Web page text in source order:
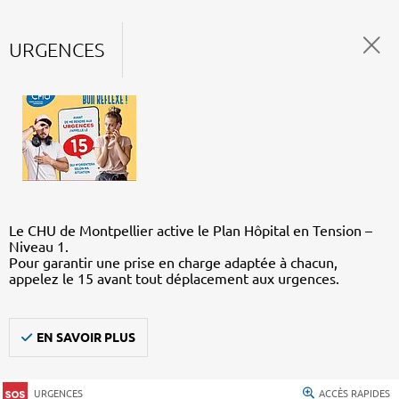
URGENCES
Le CHU de Montpellier active le Plan Hôpital en Tension –
Niveau 1.
Pour garantir une prise en charge adaptée à chacun,
appelez le 15 avant tout déplacement aux urgences.
EN SAVOIR PLUS
URGENCES ACCÈS RAPIDES